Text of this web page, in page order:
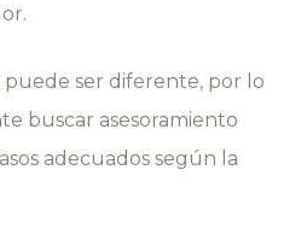
puede ser diferente, por lo
buscar asesoramiento
adecuados según la